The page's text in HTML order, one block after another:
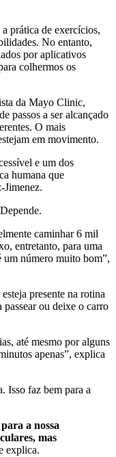
prática de exercícios,
No entanto,
por aplicativos
colhermos os
da Mayo Clinic,
passos a ser alcançado
O mais
em movimento.
e um dos
humana que
Jimenez.
caminhar 6 mil
entretanto, para uma
um número muito bom”,
presente na rotina
passear ou deixe o carro
até mesmo por alguns
apenas”, explica
Isso faz bem para a
a nossa
mas
explica.